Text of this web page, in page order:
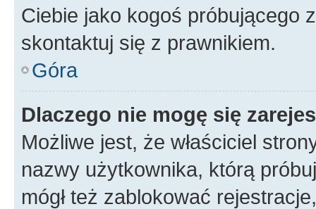
Ciebie jako kogoś próbującego
skontaktuj się z prawnikiem.
Góra
Dlaczego nie mogę się
Możliwe jest, że właściciel
nazwy użytkownika, którą
mógł też zablokować